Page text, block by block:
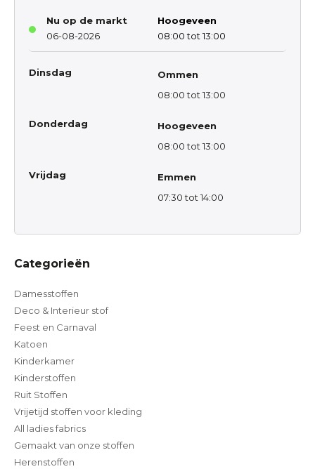
Nu op de markt
06-08-2026
Hoogeveen
08:00 tot 13:00
Dinsdag
Ommen
08:00 tot 13:00
Donderdag
Hoogeveen
08:00 tot 13:00
Vrijdag
Emmen
07:30 tot 14:00
Categorieën
Damesstoffen
Deco & Interieur stof
Feest en Carnaval
Katoen
Kinderkamer
Kinderstoffen
Ruit Stoffen
Vrijetijd stoffen voor kleding
All ladies fabrics
Gemaakt van onze stoffen
Herenstoffen